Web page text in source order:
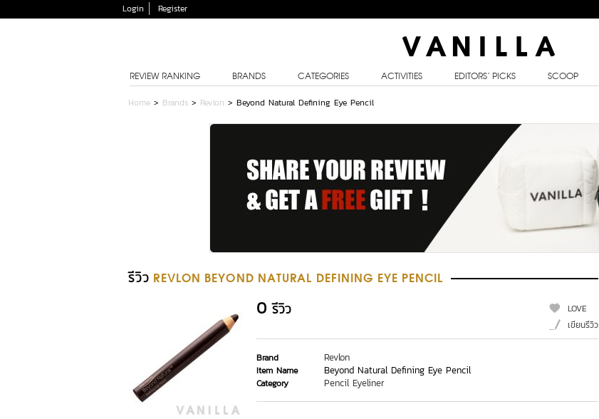
Login Register
REVIEW RANKING BRANDS CATEGORIES ACTIVITIES EDITORS’ PICKS SCOOP
Home > Brands > Revlon > Beyond Natural Defining Eye Pencil
รีวิว REVLON BEYOND NATURAL DEFINING EYE PENCIL
0 รีวิว
LOVE
เขียนรีวิว
Brand Revlon
Item Name Beyond Natural Defining Eye Pencil
Category Pencil Eyeliner